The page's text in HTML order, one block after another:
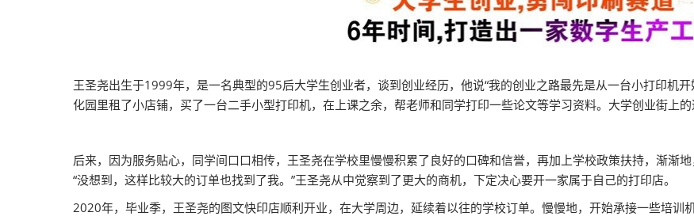
王圣尧出生于1999年，是一名典型的95后大学生创业者，谈到创业经历，他说“我的创业之路最先是从一台小打印机
化园里租了小店铺，买了一台二手小型打印机，在上课之余，帮老师和同学打印一些论文等学习资料。大学创业街上的
后来，因为服务贴心，同学间口口相传，王圣尧在学校里慢慢积累了良好的口碑和信誉，再加上学校政策扶持，渐渐
“没想到，这样比较大的订单也找到了我。”王圣尧从中觉察到了更大的商机，下定决心要开一家属于自己的打印店。
2020年，毕业季，王圣尧的图文快印店顺利开业，在大学周边，延续着以往的学校订单。慢慢地，开始承接一些培训